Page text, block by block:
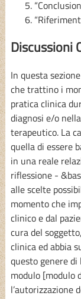
Discussioni
In questa
che trattino i
pratica clinica
diagnosi e/o
terapeutico. La
quella di essere
in una reale
riflessione -
alle scelte
momento che
clinico e dal
cura del
clinica ed abbia
questo genere
modulo [modulo
l’autorizzazione